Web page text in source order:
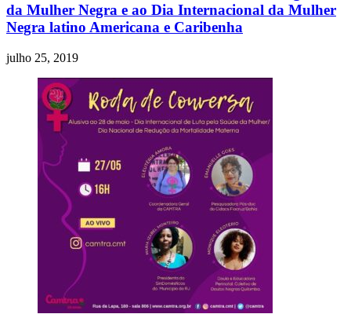
da Mulher Negra e ao Dia Internacional da Mulher
Negra latino Americana e Caribenha
julho 25, 2019